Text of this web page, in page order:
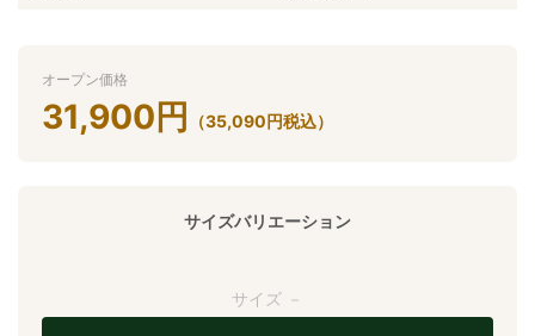
オープン価格
31,900 円 （35,090円税込）
サイズバリエーション
サイズ －